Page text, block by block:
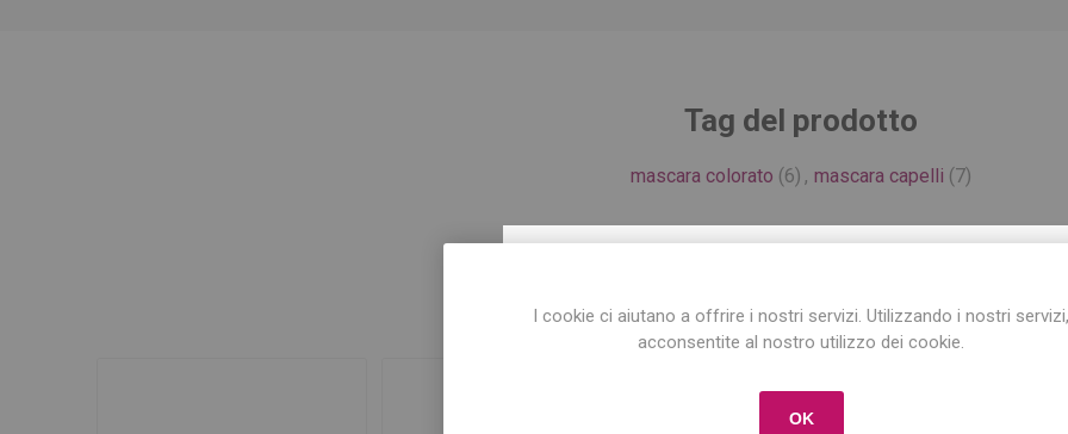
Iscriviti per conoscere le nostre ultime offerte
Tag del prodotto
mascara colorato (6) , mascara capelli (7)
Prodotti correlati
I cookie ci aiutano a offrire i nostri servizi. Utilizzando i nostri servizi,
acconsentite al nostro utilizzo dei cookie.
OK